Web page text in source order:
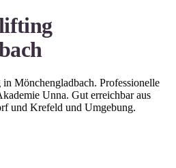
in Mönchengladbach. Professionelle
Unna. Gut erreichbar aus
und Krefeld und Umgebung.